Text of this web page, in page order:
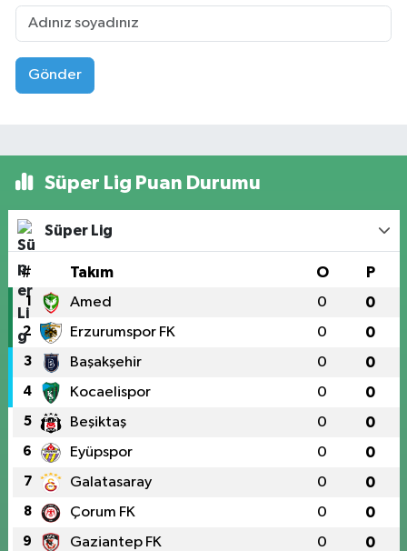
Gönder
Süper Lig Puan Durumu
Süper Lig
# Takım O P
1 Amed 0 0
2 Erzurumspor FK 0 0
3 Başakşehir 0 0
4 Kocaelispor 0 0
5 Beşiktaş 0 0
6 Eyüpspor 0 0
7 Galatasaray 0 0
8 Çorum FK 0 0
9 Gaziantep FK 0 0